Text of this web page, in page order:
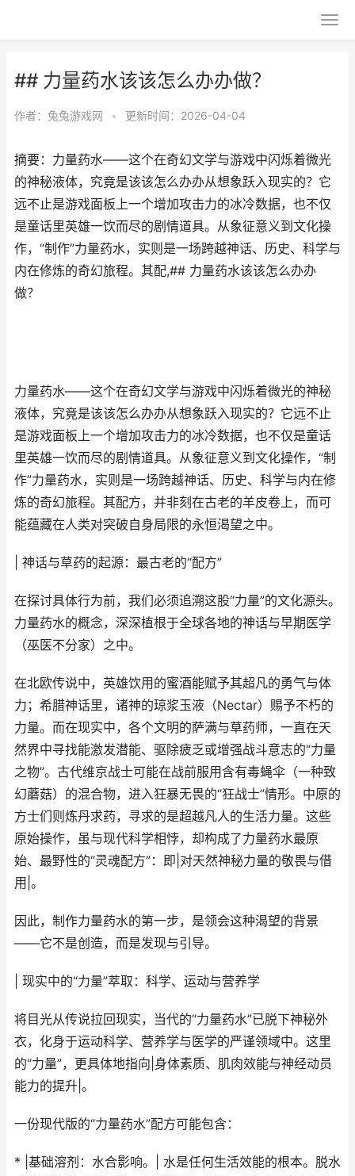
## 力量药水该该怎么办办做？
作者： 兔兔游戏网 • 更新时间：2026-04-04
摘要：力量药水——这个在奇幻文学与游戏中闪烁着微光
的神秘液体，究竟是该该怎么办办从想象跃入现实的？它
远不止是游戏面板上一个增加攻击力的冰冷数据，也不仅
是童话里英雄一饮而尽的剧情道具。从象征意义到文化操
作，“制作”力量药水，实则是一场跨越神话、历史、科学与
内在修炼的奇幻旅程。其配,## 力量药水该该怎么办办
做？
力量药水——这个在奇幻文学与游戏中闪烁着微光的神秘
液体，究竟是该该怎么办办从想象跃入现实的？它远不止
是游戏面板上一个增加攻击力的冰冷数据，也不仅是童话
里英雄一饮而尽的剧情道具。从象征意义到文化操作，“制
作”力量药水，实则是一场跨越神话、历史、科学与内在修
炼的奇幻旅程。其配方，并非刻在古老的羊皮卷上，而可
能蕴藏在人类对突破自身局限的永恒渴望之中。
| 神话与草药的起源：最古老的“配方”
在探讨具体行为前，我们必须追溯这股“力量”的文化源头。
力量药水的概念，深深植根于全球各地的神话与早期医学
（巫医不分家）之中。
在北欧传说中，英雄饮用的蜜酒能赋予其超凡的勇气与体
力；希腊神话里，诸神的琼浆玉液（Nectar）赐予不朽的
力量。而在现实中，各个文明的萨满与草药师，一直在天
然界中寻找能激发潜能、驱除疲乏或增强战斗意志的“力量
之物”。古代维京战士可能在战前服用含有毒蝇伞（一种致
幻蘑菇）的混合物，进入狂暴无畏的“狂战士”情形。中原的
方士们则炼丹求药，寻求的是超越凡人的生活力量。这些
原始操作，虽与现代科学相悖，却构成了力量药水最原
始、最野性的“灵魂配方”：即|对天然神秘力量的敬畏与借
用|。
因此，制作力量药水的第一步，是领会这种渴望的背景
——它不是创造，而是发现与引导。
| 现实中的“力量”萃取：科学、运动与营养学
将目光从传说拉回现实，当代的“力量药水”已脱下神秘外
衣，化身于运动科学、营养学与医学的严谨领域中。这里
的“力量”，更具体地指向|身体素质、肌肉效能与神经动员
能力的提升|。
一份现代版的“力量药水”配方可能包含：
* |基础溶剂：水合影响。| 水是任何生活效能的根本。脱水